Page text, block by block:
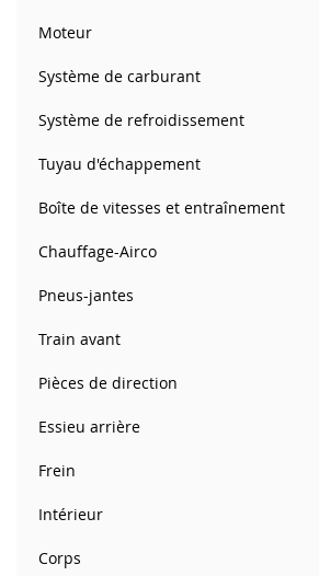
Moteur
Système de carburant
Système de refroidissement
Tuyau d'échappement
Boîte de vitesses et entraînement
Chauffage-Airco
Pneus-jantes
Train avant
Pièces de direction
Essieu arrière
Frein
Intérieur
Corps